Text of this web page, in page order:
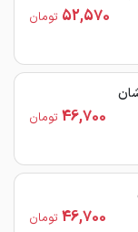
52,570 تومان
46,700 تومان
46,700 تومان